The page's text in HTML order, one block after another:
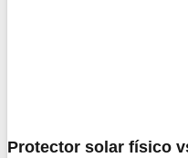
Protector solar físico